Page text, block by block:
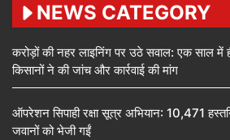
NEWS CATEGORY
करोड़ों की नहर लाइनिंग पर उठे सवाल: एक साल में
किसानों ने की जांच और कार्रवाई की मांग
ऑपरेशन सिपाही रक्षा सूत्र अभियान: 10,471
जवानों को भेजी गईं